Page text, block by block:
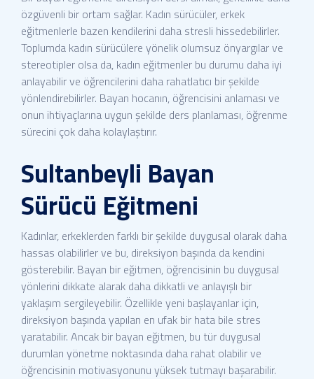
özgüvenli bir ortam sağlar. Kadın sürücüler, erkek
eğitmenlerle bazen kendilerini daha stresli hissedebilirler.
Toplumda kadın sürücülere yönelik olumsuz önyargılar ve
stereotipler olsa da, kadın eğitmenler bu durumu daha iyi
anlayabilir ve öğrencilerini daha rahatlatıcı bir şekilde
yönlendirebilirler. Bayan hocanın, öğrencisini anlaması ve
onun ihtiyaçlarına uygun şekilde ders planlaması, öğrenme
sürecini çok daha kolaylaştırır.
Sultanbeyli Bayan
Sürücü Eğitmeni
Kadınlar, erkeklerden farklı bir şekilde duygusal olarak daha
hassas olabilirler ve bu, direksiyon başında da kendini
gösterebilir. Bayan bir eğitmen, öğrencisinin bu duygusal
yönlerini dikkate alarak daha dikkatli ve anlayışlı bir
yaklaşım sergileyebilir. Özellikle yeni başlayanlar için,
direksiyon başında yapılan en ufak bir hata bile stres
yaratabilir. Ancak bir bayan eğitmen, bu tür duygusal
durumları yönetme noktasında daha rahat olabilir ve
öğrencisinin motivasyonunu yüksek tutmayı başarabilir.